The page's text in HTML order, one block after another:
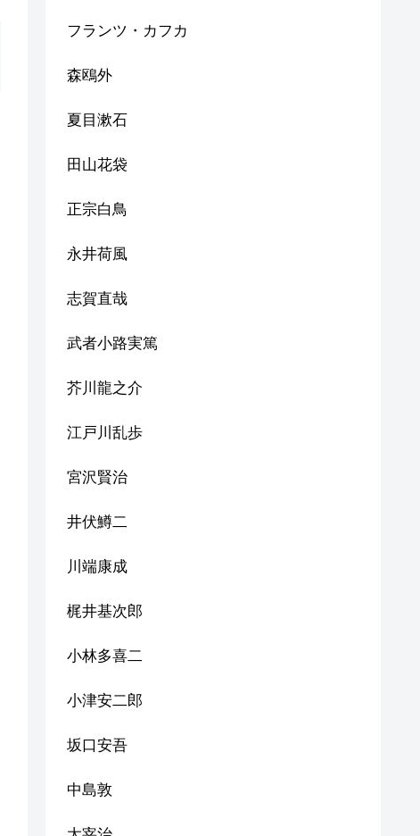
フランツ・カフカ
森鴎外
夏目漱石
田山花袋
正宗白鳥
永井荷風
志賀直哉
武者小路実篤
芥川龍之介
江戸川乱歩
宮沢賢治
井伏鱒二
川端康成
梶井基次郎
小林多喜二
小津安二郎
坂口安吾
中島敦